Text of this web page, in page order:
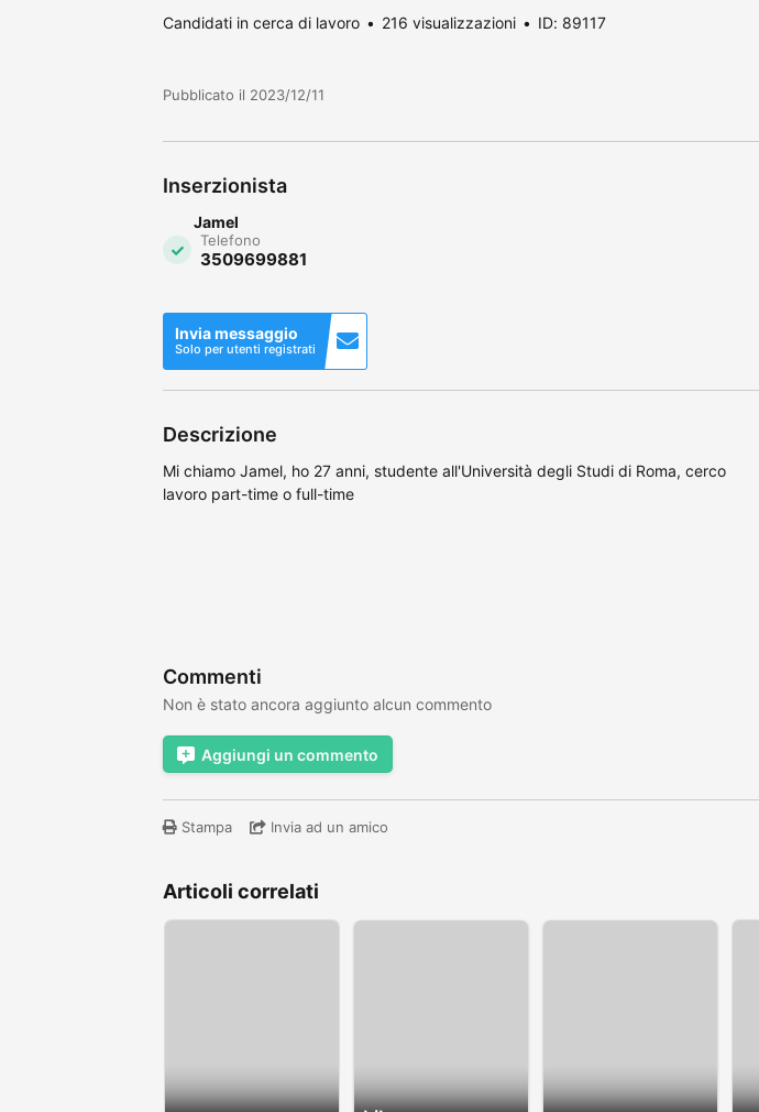
Candidati in cerca di lavoro 216 visualizzazioni ID: 89117
Pubblicato il 2023/12/11
Inserzionista
Jamel
Telefono
3509699881
Invia messaggio
Solo per utenti registrati
Descrizione
Mi chiamo Jamel, ho 27 anni, studente all'Università degli Studi di Roma, cerco
lavoro part-time o full-time
Commenti
Non è stato ancora aggiunto alcun commento
Aggiungi un commento
Stampa Invia ad un amico
Articoli correlati